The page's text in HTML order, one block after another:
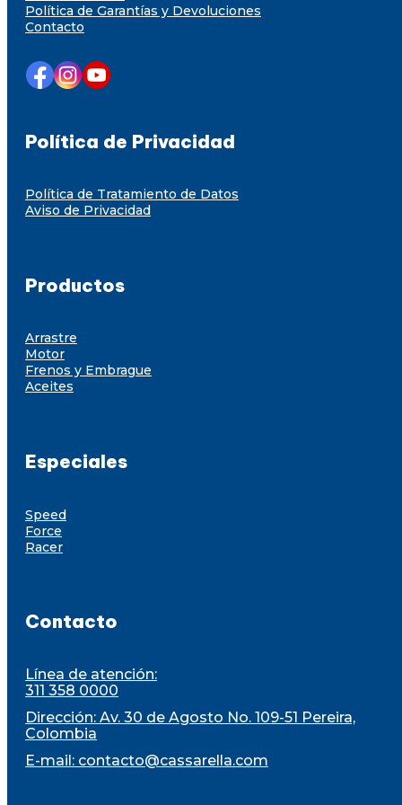
Política de Garantías y Devoluciones
Contacto
Política de Privacidad
Política de Tratamiento de Datos
Aviso de Privacidad
Productos
Arrastre
Motor
Frenos y Embrague
Aceites
Especiales
Speed
Force
Racer
Contacto
Línea de atención:
311 358 0000
Dirección: Av. 30 de Agosto No. 109-51 Pereira,
Colombia
E-mail: contacto@cassarella.com